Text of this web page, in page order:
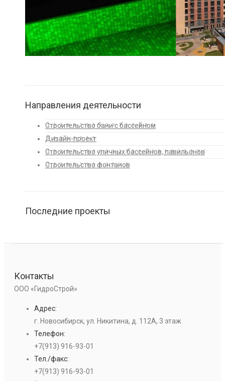
Направления деятельности
Строительство бани с бассейном
Дизайн-проект
Строительство уличных бассейнов, павильонов
Строительство фонтанов
Последние проекты
Контакты
ООО «ГидроСтрой»
Адрес:
г. Новосибирск, ул. Никитина, д. 112А, 3 этаж
Телефон:
+7(913) 916-93-01
Тел./факс:
+7(913) 916-93-01